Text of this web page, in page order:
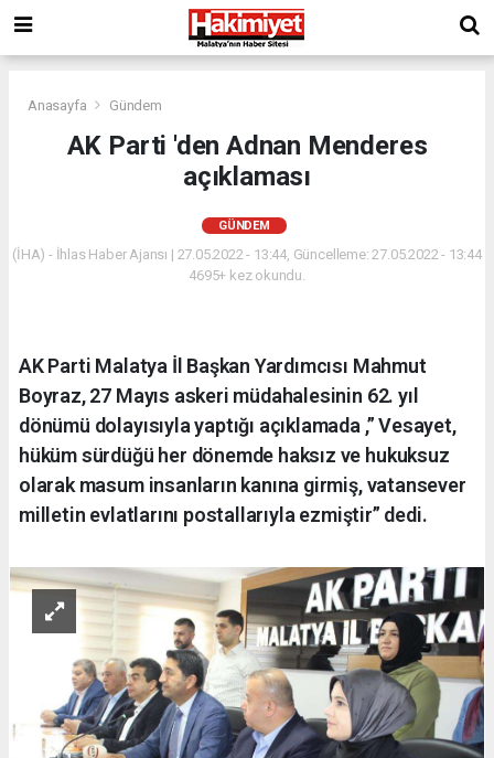
Anasayfa Gündem
AK Parti 'den Adnan Menderes
açıklaması
GÜNDEM
(İHA) - İhlas Haber Ajansı | 27.05.2022 - 13:44, Güncelleme: 27.05.2022 - 13:44
4695+ kez okundu.
AK Parti Malatya İl Başkan Yardımcısı Mahmut
Boyraz, 27 Mayıs askeri müdahalesinin 62. yıl
dönümü dolayısıyla yaptığı açıklamada ,” Vesayet,
hüküm sürdüğü her dönemde haksız ve hukuksuz
olarak masum insanların kanına girmiş, vatansever
milletin evlatlarını postallarıyla ezmiştir” dedi.